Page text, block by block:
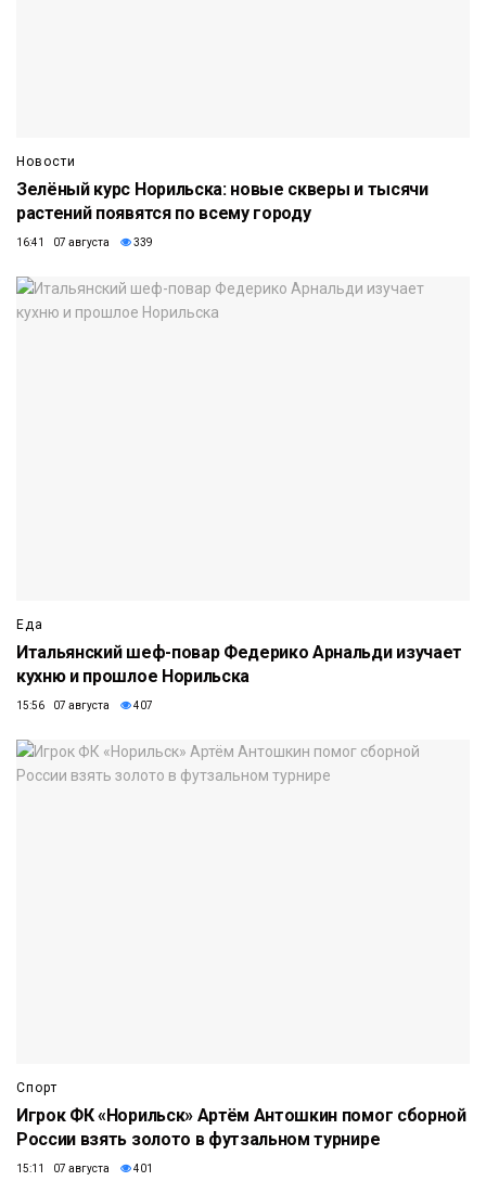
Новости
Зелёный курс Норильска: новые скверы и тысячи
растений появятся по всему городу
16:41 07 августа 339
Еда
Итальянский шеф-повар Федерико Арнальди изучает
кухню и прошлое Норильска
15:56 07 августа 407
Спорт
Игрок ФК «Норильск» Артём Антошкин помог сборной
России взять золото в футзальном турнире
15:11 07 августа 401